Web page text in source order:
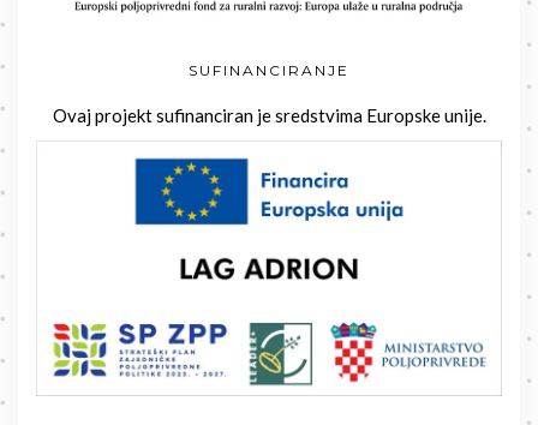
SUFINANCIRANJE
Ovaj projekt sufinanciran je sredstvima Europske unije.